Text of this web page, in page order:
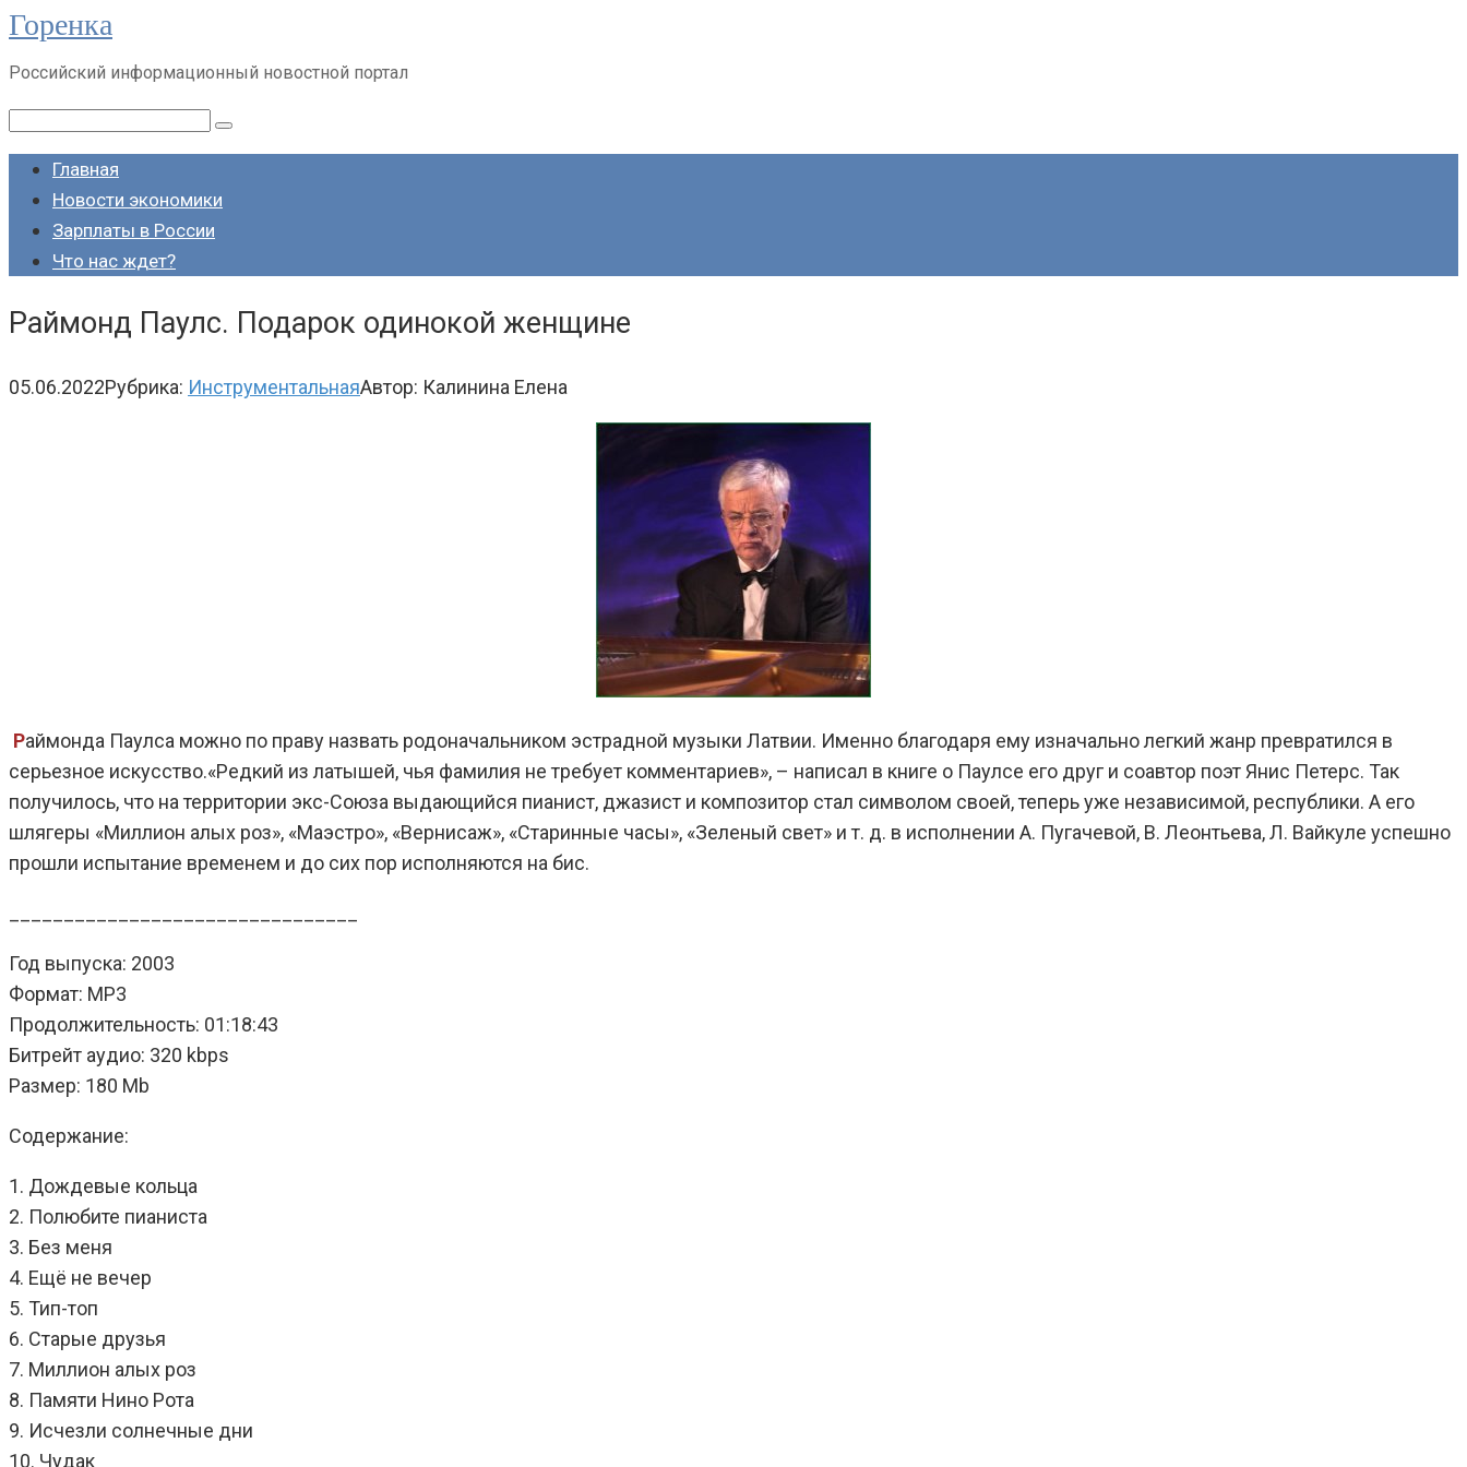
Перейти
контенту
Горенка
Российский информационный новостной портал
Поиск:
Главная
Новости экономики
Зарплаты в России
Что нас ждет?
Раймонд Паулс. Подарок одинокой женщине
05.06.2022Рубрика: ИнструментальнаяАвтор: Калинина Елена
Раймонда Паулса можно по праву назвать родоначальником эстрадной музыки Латвии. Именно благодаря ему изначально легкий жанр превратился в
серьезное искусство.«Редкий из латышей, чья фамилия не требует комментариев», – написал в книге о Паулсе его друг и соавтор поэт Янис Петерс. Так
получилось, что на территории экс-Союза выдающийся пианист, джазист и композитор стал символом своей, тепеpь уже независимой, pеспублики. А его
шлягеры «Миллион алых pоз», «Маэстpо», «Веpнисаж», «Стаpинные часы», «Зеленый свет» и т. д. в исполнении А. Пугачевой, В. Леонтьева, Л. Вайкуле успешно
пpошли испытание вpеменем и до сих поp исполняются на бис.
Год выпуска: 2003
Формат: MP3
Продолжительность: 01:18:43
Битрейт аудио: 320 kbps
Размер: 180 Mb
Содержание:
1. Дождевые кольца
2. Полюбите пианиста
3. Без меня
4. Ещё не вечер
5. Тип-топ
6. Старые друзья
7. Миллион алых роз
8. Памяти Нино Рота
9. Исчезли солнечные дни
10. Чудак